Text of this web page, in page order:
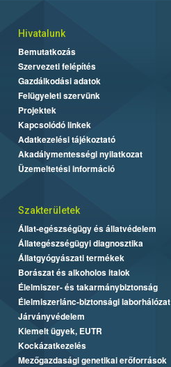
Hivatalunk
Bemutatkozás
Szervezeti felépítés
Gazdálkodási adatok
Felügyeleti szervünk
Projektek
Kapcsolódó linkek
Adatkezelési tájékoztató
Akadálymentességi nyilatkozat
Üzemeltetési információ
Szakterületek
Állat-egészségügy és állatvédelem
Állategészségügyi diagnosztika
Állatgyógyászati termékek
Borászat és alkoholos italok
Élelmiszer- és takarmánybiztonság
Élelmiszerlánc-biztonsági laborhálózat
Járványvédelem
Kiemelt ügyek, EUTR
Kockázatkezelés
Mezőgazdasági genetikai erőforrások